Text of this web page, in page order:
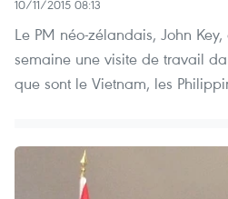
10/11/2015 08:13
Le PM néo-zélandais, John
semaine une visite de travail
que sont le Vietnam, les